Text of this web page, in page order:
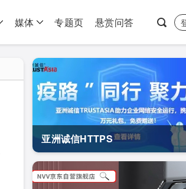
媒体 专题页 悬赏问答
亚洲诚信HTTPS